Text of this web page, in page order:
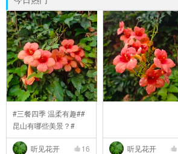
#三餐四季 温柔有趣##
昆山有哪些美景？#
听见花开 16 听见花开